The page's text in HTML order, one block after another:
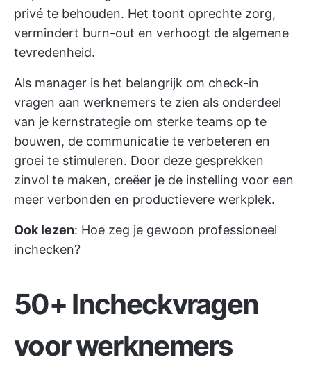
privé te behouden. Het toont oprechte zorg,
vermindert burn-out en verhoogt de algemene
tevredenheid.
Als manager is het belangrijk om check-in
vragen aan werknemers te zien als onderdeel
van je kernstrategie om sterke teams op te
bouwen, de communicatie te verbeteren en
groei te stimuleren. Door deze gesprekken
zinvol te maken, creëer je de instelling voor een
meer verbonden en productievere werkplek.
Ook lezen: Hoe zeg je gewoon professioneel
inchecken?
50+ Incheckvragen
voor werknemers